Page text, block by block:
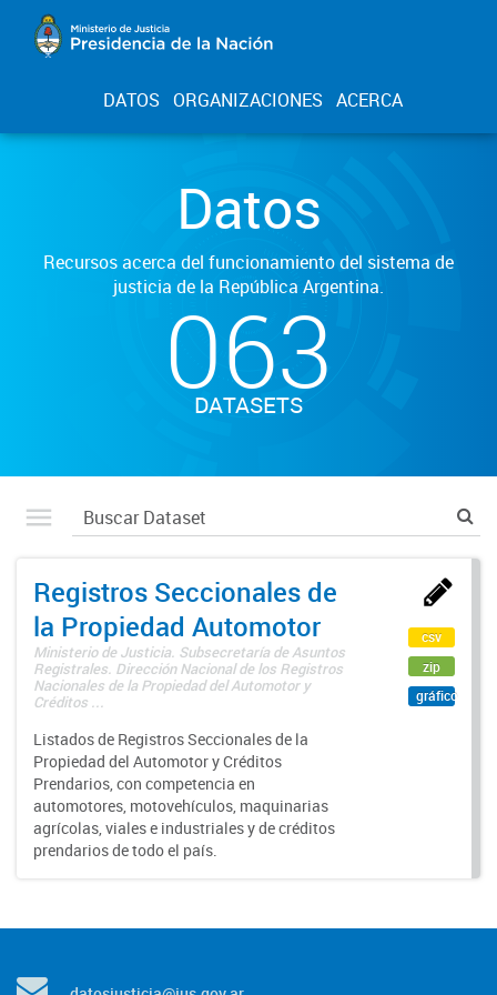
DATOS ORGANIZACIONES ACERCA
Datos
Recursos acerca del funcionamiento del sistema de
justicia de la República Argentina.
063
DATASETS
Registros Seccionales de
la Propiedad Automotor
Ministerio de Justicia. Subsecretaría de Asuntos
Registrales. Dirección Nacional de los Registros
Nacionales de la Propiedad del Automotor y
Créditos ...
Listados de Registros Seccionales de la
Propiedad del Automotor y Créditos
Prendarios, con competencia en
automotores, motovehículos, maquinarias
agrícolas, viales e industriales y de créditos
prendarios de todo el país.
csv
zip
gráfico